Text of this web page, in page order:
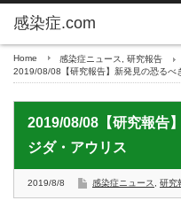
Home 感染症ニュース
研究報告
2019/08/08【研究報告】新発見の恐るべ
2019/08/08【研究報告
ジダ・アウリス
2019/8/8 感染症ニュース 研究